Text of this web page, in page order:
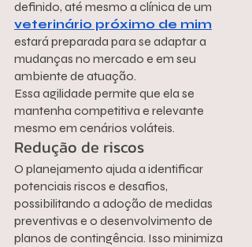
definido, até mesmo a clínica de um
veterinário próximo de mim
estará preparada para se adaptar a
mudanças no mercado e em seu
ambiente de atuação.
Essa agilidade permite que ela se
mantenha competitiva e relevante
mesmo em cenários voláteis.
Redução de riscos
O planejamento ajuda a identificar
potenciais riscos e desafios,
possibilitando a adoção de medidas
preventivas e o desenvolvimento de
planos de contingência. Isso minimiza